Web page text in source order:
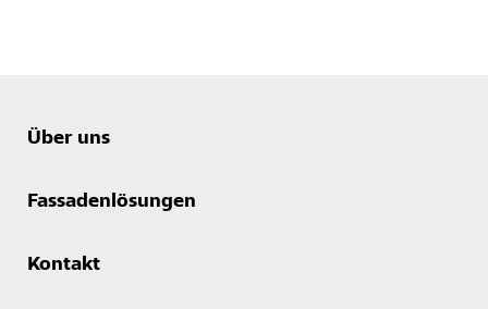
Über uns
Fassadenlösungen
Kontakt